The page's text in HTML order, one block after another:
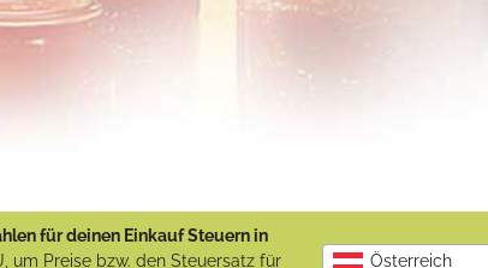
für deinen Einkauf Steuern in
um Preise bzw. den Steuersatz für Österreich